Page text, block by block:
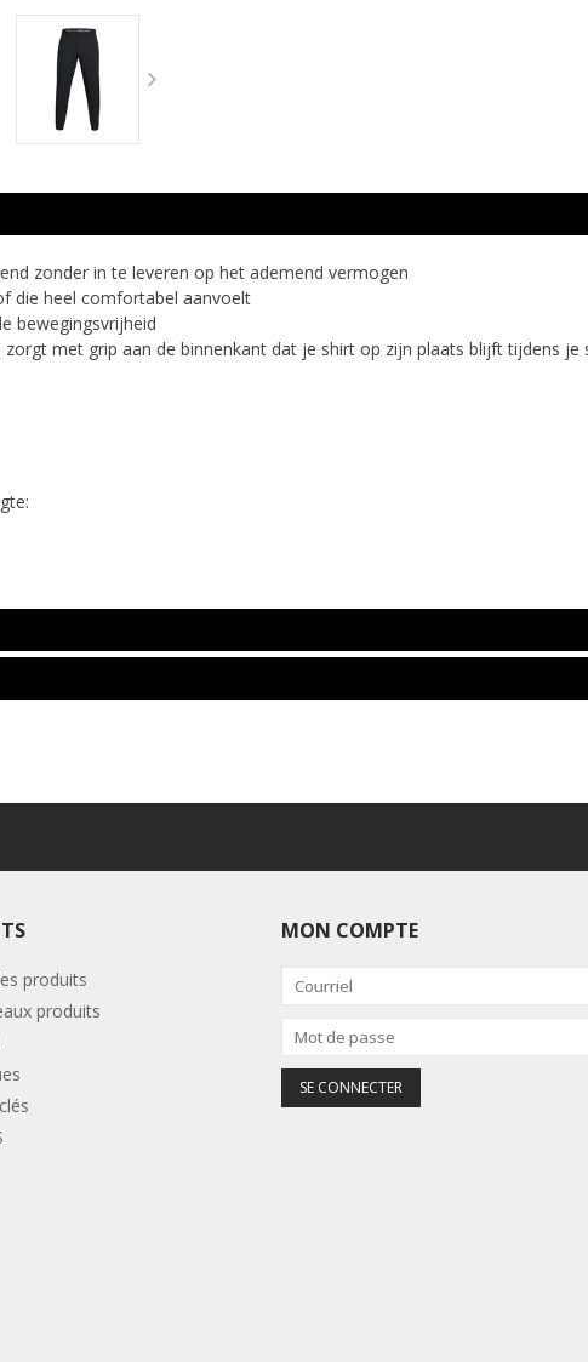
zonder in te leveren op het ademend vermogen
die heel comfortabel aanvoelt
bewegingsvrijheid
met grip aan de binnenkant dat je shirt op zijn plaats blijft tijdens je
produits
produits
MON COMPTE